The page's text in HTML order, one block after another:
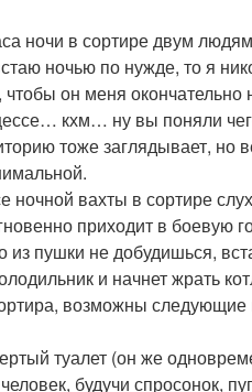
ночи в сортире двум
ночью по нужде, то я
он меня окончательно
кхм… ну вы поняли
тоже заглядывает, но
вахты в сортире
приходит в боевую
пушки не добудишься,
и начнет жрать
возможны
туалет (он же
будучи спросонок,